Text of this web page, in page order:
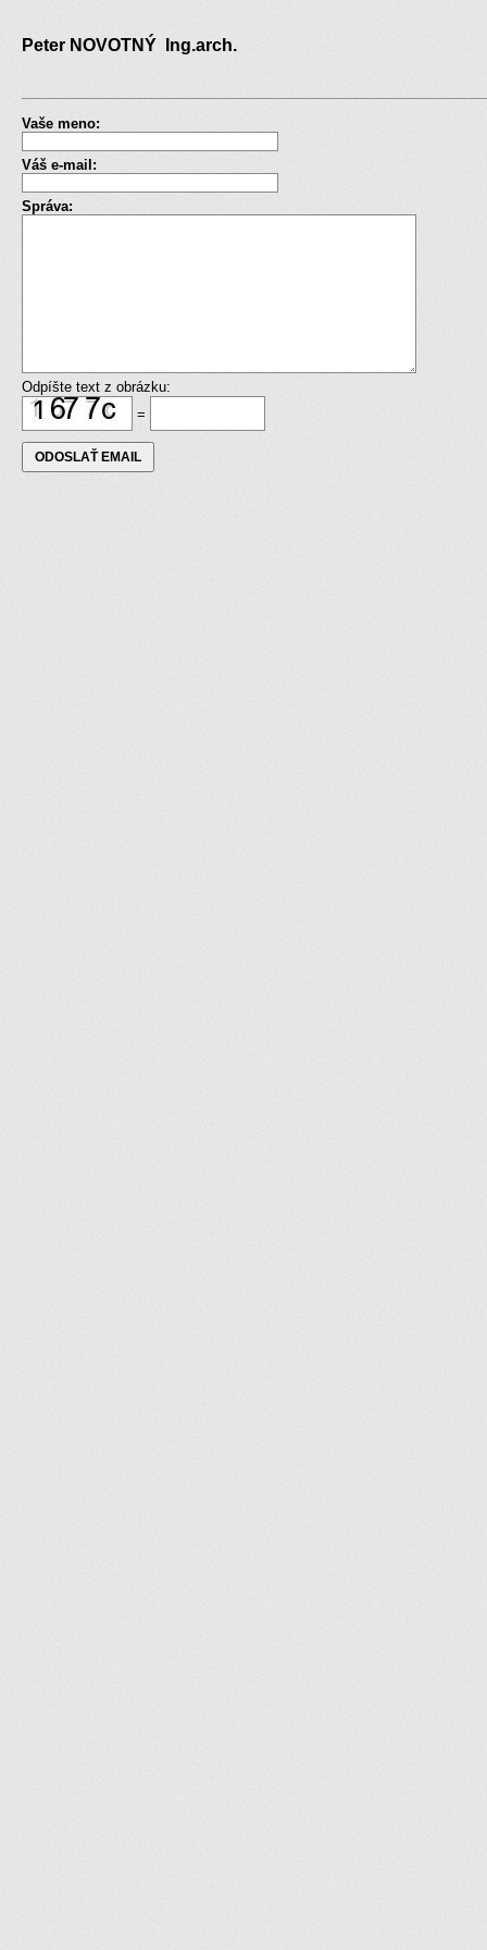
Peter NOVOTNÝ Ing.arch.
Vaše meno:
Váš e-mail:
Správa:
Odpíšte text z obrázku:
=